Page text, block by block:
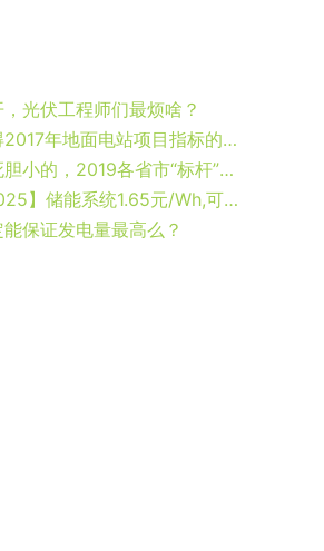
光伏工程师们最烦啥？
官方确认！取得2017年地面电站项目指标的项目执行原有电价
撑死胆大的饿死胆小的，2019各省市“标杆”电价分析出炉
【价格风向标1025】储能系统1.65元/Wh,可调支架0.32元/W，近期光伏设备、监理、EPC等价格信息
保证发电量最高么？